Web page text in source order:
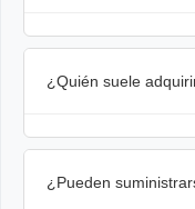
¿Quién suele
¿Pueden